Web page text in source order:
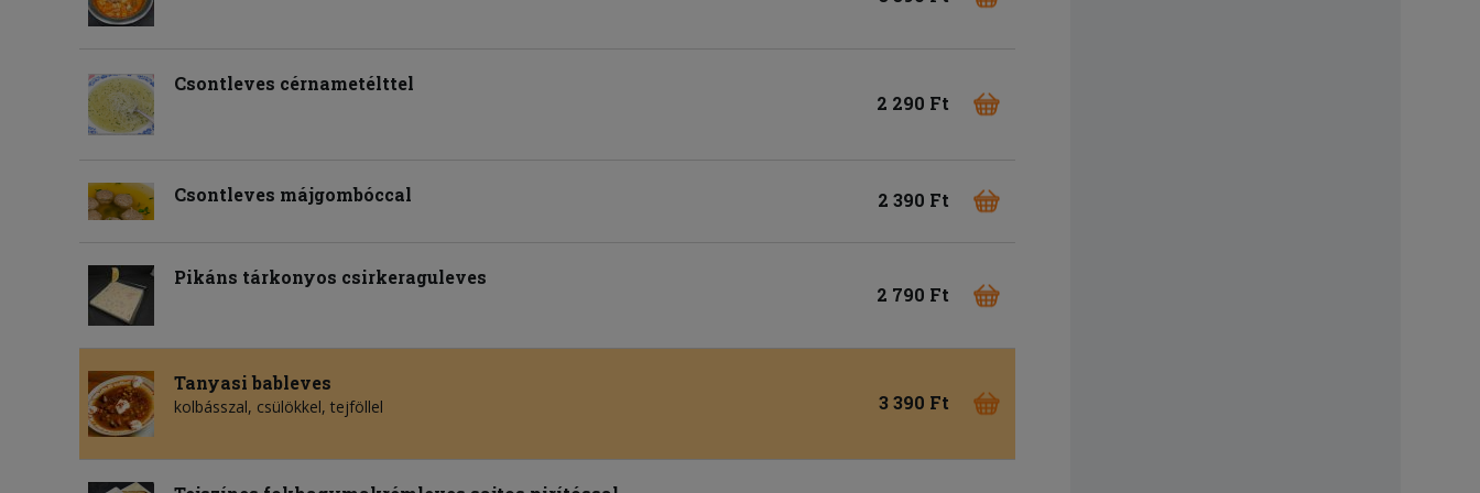
Csontleves cérnametélttel
2 290 Ft
Csontleves májgombóccal 2 390 Ft
Pikáns tárkonyos csirkeraguleves
2 790 Ft
Tanyasi bableves
kolbásszal, csülökkel, tejföllel 3 390 Ft